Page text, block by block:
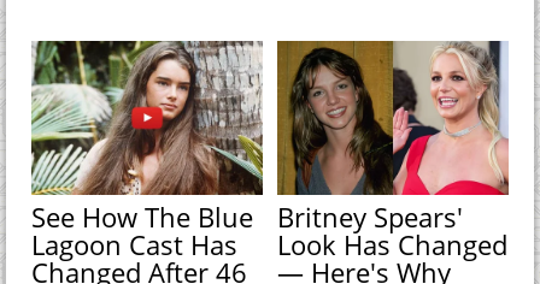
See How The Blue
Lagoon Cast Has
Changed After 46
Britney Spears'
Look Has Changed
— Here's Why